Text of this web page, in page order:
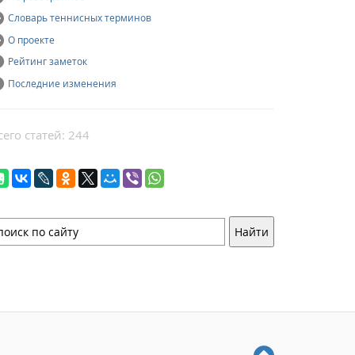
Словарь теннисных терминов
О проекте
Рейтинг заметок
Последние изменения
статей: 244